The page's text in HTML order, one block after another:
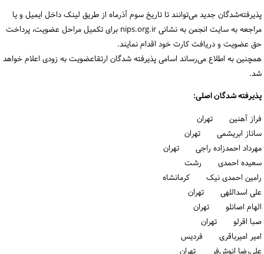
پذیرفته‌شدگان جدید می‌توانند تا تاریخ سوم آذرماه از طریق لینک داخل ایمیل و یا
مراجعه به سایت انجمن به نشانی nips.org.ir برای تکمیل مراحل عضویت، پرداخت
حق عضویت و دریافت کارت خود اقدام نمایند.
همچنین به اطلاع می‌رساند اسامی پذیرفته شدگان ارتقاعضویت به زودی اعلام خواهد
شد.
پذیرفته شدگان اصلی:
فراز آهنین تهران
ساناز ابریشمی تهران
مهرداد احمدزاده راجی تهران
سعیده احمدی رشت
رامین احمدی نیک كرمانشاه
علی اسداللهی تهران
الهام اصانلو تهران
صبا اقرلو تهران
امیر امیرباقری فردیس
علی‌رضا انوش‌فر تهران